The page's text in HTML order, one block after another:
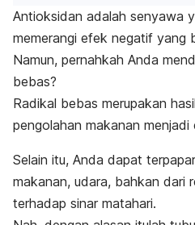
Antioksidan adalah senyawa
memerangi efek negatif yang
Namun, pernahkah Anda
bebas?
Radikal bebas merupakan
pengolahan makanan menjadi
Selain itu, Anda dapat
makanan, udara, bahkan dari
terhadap sinar matahari.